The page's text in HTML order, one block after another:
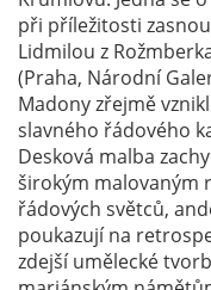
při příležitosti
Lidmilou z
(Praha, Národní
Madony zřejmě
slavného řádového
Desková malba
širokým malovaným
řádových světců,
poukazují na
zdejší umělecké